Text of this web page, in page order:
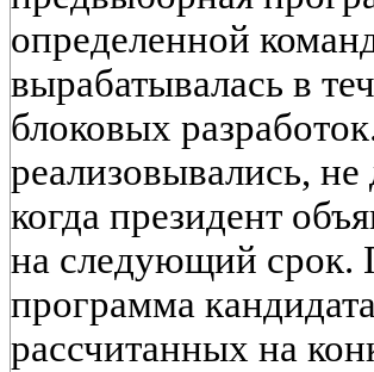
определенной
вырабатывалась в
блоковых
реализовывались,
когда президент
на следующий срок.
программа
рассчитанных на